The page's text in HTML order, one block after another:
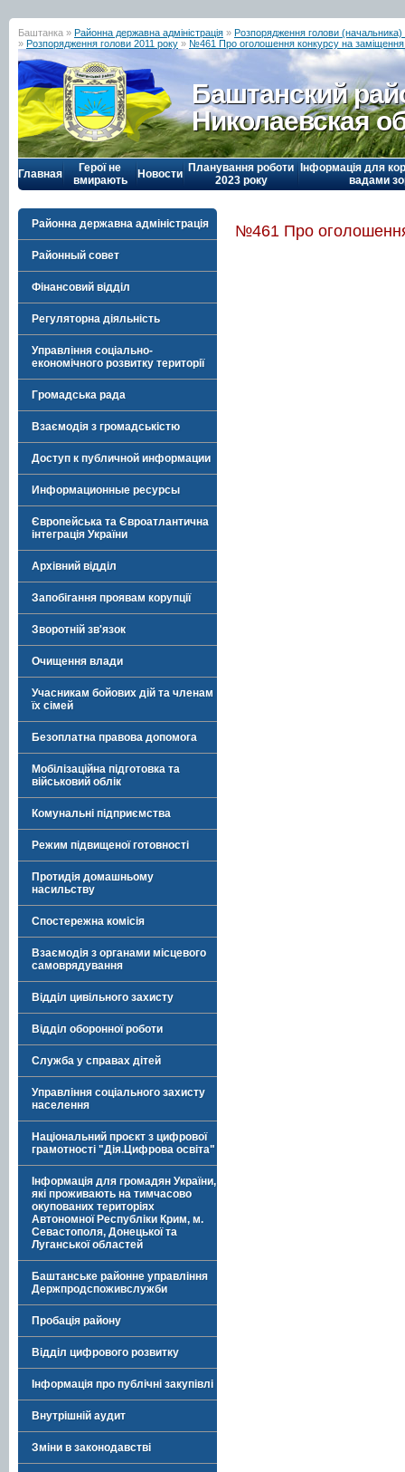
Баштанка » Районна державна адміністрація » Розпорядження голови (начальника)
» Розпорядження голови 2011 року » №461 Про оголошення конкурсу на заміщення
Баштанский
Николаевская
Главная
Герої не
вмирають
Новости Планування роботи
2023 року
Інформація для
вадами
Районна державна адміністрація
Районный совет
Фінансовий відділ
Регуляторна діяльність
Управління соціально-
економічного розвитку території
Громадська рада
Взаємодія з громадськістю
Доступ к публичной информации
Информационные ресурсы
Європейська та Євроатлантична
інтеграція України
Архівний відділ
Запобігання проявам корупції
Зворотній зв'язок
Очищення влади
Учасникам бойових дій та членам
їх сімей
Безоплатна правова допомога
Мобілізаційна підготовка та
військовий облік
Комунальні підприємства
Режим підвищеної готовності
Протидія домашньому
насильству
Спостережна комісія
Взаємодія з органами місцевого
самоврядування
Відділ цивільного захисту
Відділ оборонної роботи
Служба у справах дітей
Управління соціального захисту
населення
Національний проєкт з цифрової
грамотності "Дія.Цифрова освіта"
Інформація для громадян України,
які проживають на тимчасово
окупованих територіях
Автономної Республіки Крим, м.
Севастополя, Донецької та
Луганської областей
Баштанське районне управління
Держпродспоживслужби
Пробація району
Відділ цифрового розвитку
Інформація про публічні закупівлі
Внутрішній аудит
Зміни в законодавстві
№461 Про оголошення